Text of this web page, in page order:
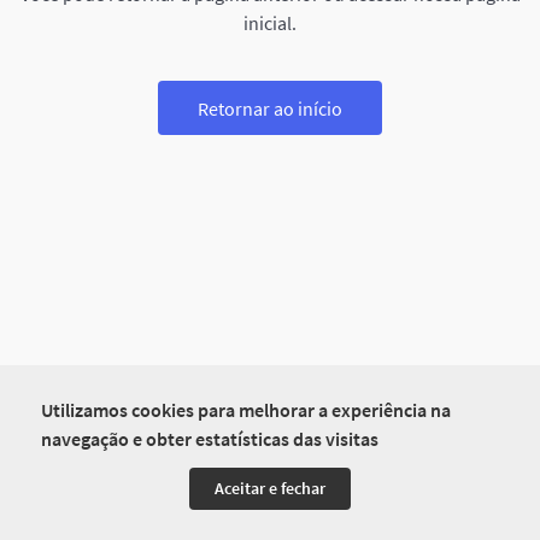
Utilizamos cookies para melhorar a experiência na
navegação e obter estatísticas das visitas
Aceitar e fechar
inicial.
Retornar ao início